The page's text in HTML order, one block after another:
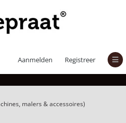
Aanmelden Registreer
malers & accessoires)